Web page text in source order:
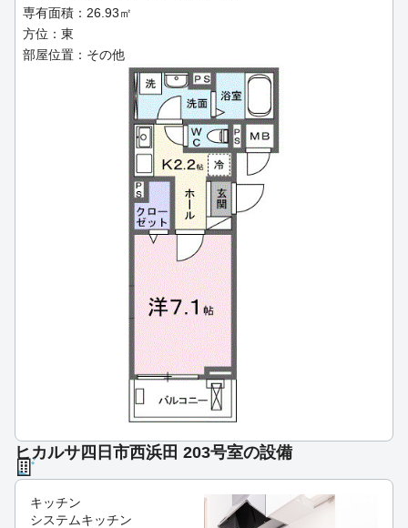
専有面積：26.93㎡
方位：東
部屋位置：その他
ヒカルサ四日市西浜田 203号室の設備
キッチン
システムキッチン